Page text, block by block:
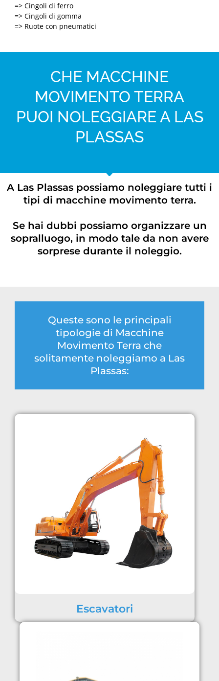
=> Cingoli di ferro
=> Cingoli di gomma
=> Ruote con pneumatici
CHE MACCHINE
MOVIMENTO TERRA
PUOI NOLEGGIARE A LAS
PLASSAS
A Las Plassas possiamo noleggiare tutti i
tipi di macchine movimento terra.
Se hai dubbi possiamo organizzare un
sopralluogo, in modo tale da non avere
sorprese durante il noleggio.
Queste sono le principali
tipologie di Macchine
Movimento Terra che
solitamente noleggiamo a Las
Plassas:
Escavatori